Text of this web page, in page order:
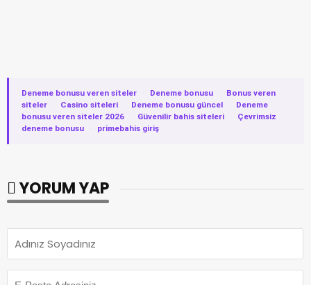
Deneme bonusu veren siteler · Deneme bonusu ·
Bonus veren
siteler
· Casino siteleri · Deneme bonusu güncel ·
Deneme
bonusu veren siteler 2026
· Güvenilir bahis siteleri ·
Çevrimsiz
deneme bonusu
· primebahis giriş
YORUM YAP